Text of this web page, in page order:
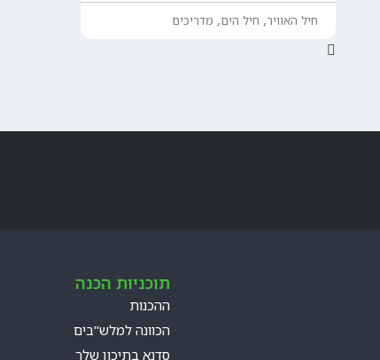
חיל האוויר, חיל הים, מדריכים
תוכניות הכנה
ההכנות
הכוונה למלש"בים
סדנא בתיכון שלך